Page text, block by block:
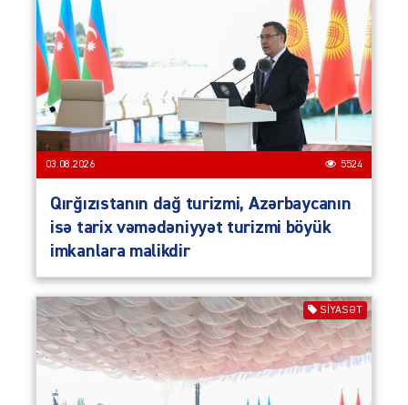
03.08.2026 5524
Qırğızıstanın dağ turizmi, Azərbaycanın
isə tarix vəmədəniyyət turizmi böyük
imkanlara malikdir
SIYASƏT